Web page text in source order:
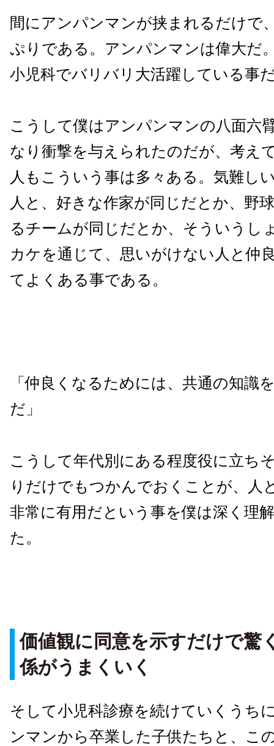
間にアンパンマンが挟まれるだけで
ぷりである。アンパンマンは偉大だ
小児科でバリバリ大活躍している事
こうして僕はアンパンマンの八面六
なり衝撃を与えられたのだが、考え
人もこういう事は多々ある。気難し
人と、好きな作家が同じだとか、野
るチームが同じだとか、そういうし
カケを通じて、思いがけない人と仲
てよくある事である。
「仲良くなるためには、共通の知識
だ」
こうして年代別にある程度役に立ち
りだけでもつかんでおくことが、人
非常に有用だという事を僕は深く理
た。
価値観に同意を示すだけで驚
係がうまくいく
そして小児科診療を続けていくうち
ンマンから卒業した子供たちと、こ